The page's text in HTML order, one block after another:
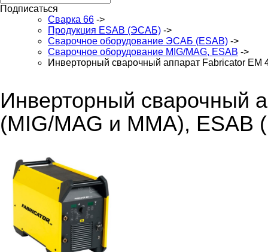
Подписаться
Сварка 66 ->
Продукция ESAB (ЭСАБ) ->
Сварочное оборудование ЭСАБ (ESAB) ->
Сварочное оборудование MIG/MAG, ESAB ->
Инверторный сварочный аппарат Fabricator
Инверторный сварочный
(MIG/MAG и MMA),